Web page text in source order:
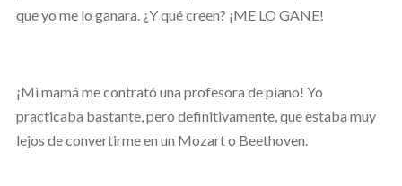
que yo me lo ganara. ¿Y qué creen? ¡ME LO GANE!
¡Mi mamá me contrató una profesora de piano! Yo
practicaba bastante, pero definitivamente, que estaba muy
lejos de convertirme en un Mozart o Beethoven.